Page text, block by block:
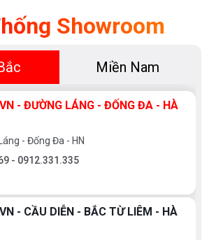
Showroom
Miền Nam
- ĐƯỜNG LÁNG - ĐỐNG ĐA - HÀ
- Đống Đa - HN
- 0912.331.335
- CẦU DIỄN - BẮC TỪ LIÊM - HÀ